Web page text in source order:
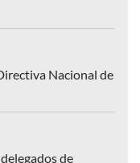
Nacional de
de